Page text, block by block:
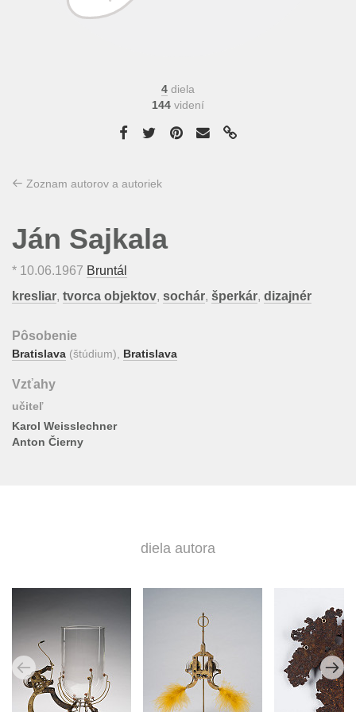
4 diela
144 videní
Zoznam autorov a autoriek
Ján Sajkala
* 10.06.1967 Bruntál
kresliar, tvorca objektov, sochár, šperkár, dizajnér
Pôsobenie
Bratislava (štúdium), Bratislava
Vzťahy
učiteľ
Karol Weisslechner
Anton Čierny
diela autora